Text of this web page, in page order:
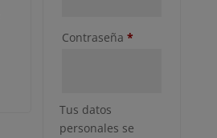
Contraseña*
Tus datos
personales se